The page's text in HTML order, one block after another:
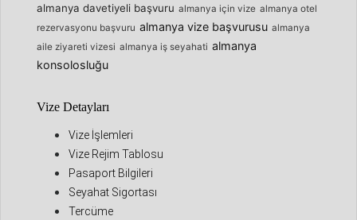
almanya davetiyeli başvuru almanya için vize almanya otel
rezervasyonu başvuru almanya vize başvurusu almanya
aile ziyareti vizesi almanya iş seyahati almanya
konsolosluğu
Vize Detayları
Vize İşlemleri
Vize Rejim Tablosu
Pasaport Bilgileri
Seyahat Sigortası
Tercüme